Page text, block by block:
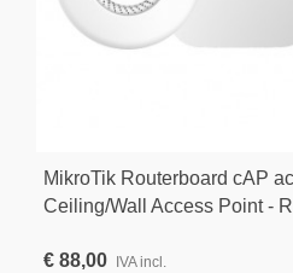
MikroTik Routerboard cAP
Ceiling/Wall Access Point -
€ 88,00
IVA incl.